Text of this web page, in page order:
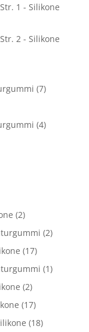
1 - Silikone
2 - Silikone
(7)
(4)
(2)
(2)
(17)
(1)
(2)
(17)
(18)